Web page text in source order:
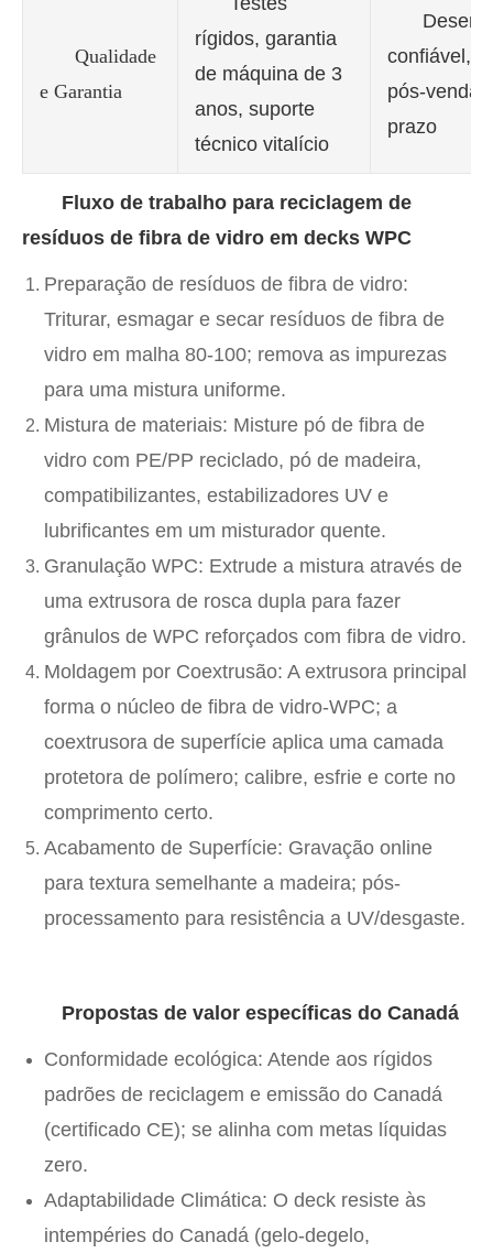
Qualidade
e Garantia
rígidos, garantia
de máquina de 3
anos, suporte
técnico vitalício
confiável,
pós-venda
prazo
Fluxo de trabalho para reciclagem de
resíduos de fibra de vidro em decks WPC
Preparação de resíduos de fibra de vidro:
Triturar, esmagar e secar resíduos de fibra de
vidro em malha 80-100; remova as impurezas
para uma mistura uniforme.
Mistura de materiais: Misture pó de fibra de
vidro com PE/PP reciclado, pó de madeira,
compatibilizantes, estabilizadores UV e
lubrificantes em um misturador quente.
Granulação WPC: Extrude a mistura através de
uma extrusora de rosca dupla para fazer
grânulos de WPC reforçados com fibra de vidro.
Moldagem por Coextrusão: A extrusora principal
forma o núcleo de fibra de vidro-WPC; a
coextrusora de superfície aplica uma camada
protetora de polímero; calibre, esfrie e corte no
comprimento certo.
Acabamento de Superfície: Gravação online
para textura semelhante a madeira; pós-
processamento para resistência a UV/desgaste.
Propostas de valor específicas do Canadá
Conformidade ecológica: Atende aos rígidos
padrões de reciclagem e emissão do Canadá
(certificado CE); se alinha com metas líquidas
zero.
Adaptabilidade Climática: O deck resiste às
intempéries do Canadá (gelo-degelo,